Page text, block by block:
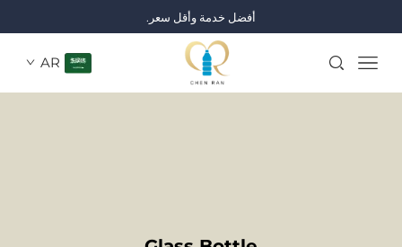
أفضل خدمة وأقل سعر.
AR